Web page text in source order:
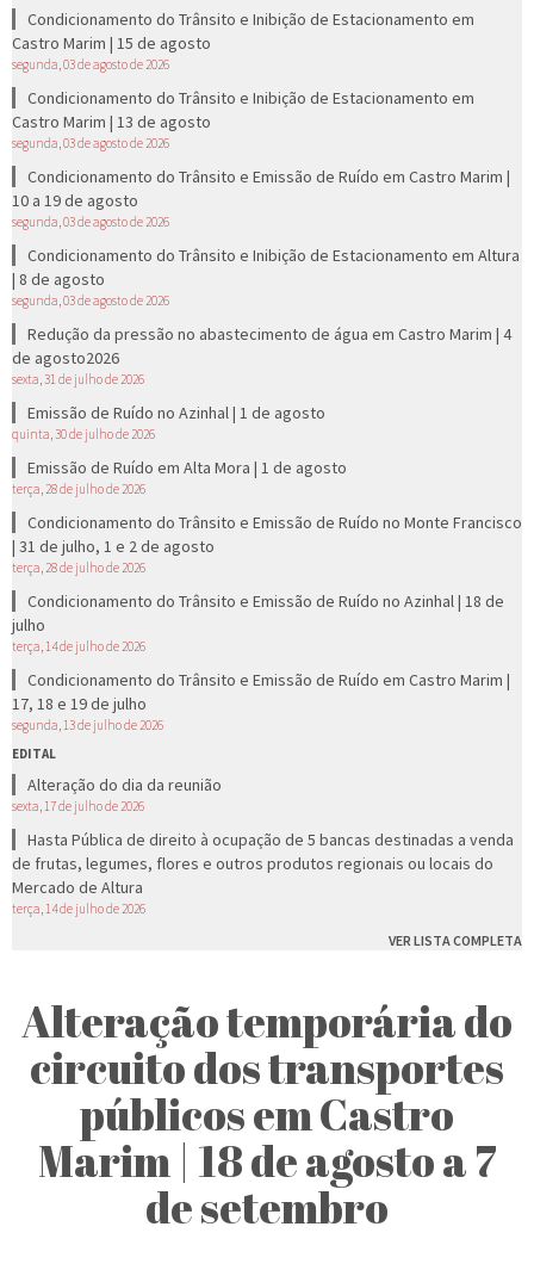
Condicionamento do Trânsito e Inibição de Estacionamento em
Castro Marim | 15 de agosto
segunda, 03 de agosto de 2026
Condicionamento do Trânsito e Inibição de Estacionamento em
Castro Marim | 13 de agosto
segunda, 03 de agosto de 2026
Condicionamento do Trânsito e Emissão de Ruído em Castro Marim |
10 a 19 de agosto
segunda, 03 de agosto de 2026
Condicionamento do Trânsito e Inibição de Estacionamento em Altura
| 8 de agosto
segunda, 03 de agosto de 2026
Redução da pressão no abastecimento de água em Castro Marim | 4
de agosto2026
sexta, 31 de julho de 2026
Emissão de Ruído no Azinhal | 1 de agosto
quinta, 30 de julho de 2026
Emissão de Ruído em Alta Mora | 1 de agosto
terça, 28 de julho de 2026
Condicionamento do Trânsito e Emissão de Ruído no Monte Francisco
| 31 de julho, 1 e 2 de agosto
terça, 28 de julho de 2026
Condicionamento do Trânsito e Emissão de Ruído no Azinhal | 18 de
julho
terça, 14 de julho de 2026
Condicionamento do Trânsito e Emissão de Ruído em Castro Marim |
17, 18 e 19 de julho
segunda, 13 de julho de 2026
EDITAL
Alteração do dia da reunião
sexta, 17 de julho de 2026
Hasta Pública de direito à ocupação de 5 bancas destinadas a venda
de frutas, legumes, flores e outros produtos regionais ou locais do
Mercado de Altura
terça, 14 de julho de 2026
VER LISTA COMPLETA
Alteração temporária do
circuito dos transportes
públicos em Castro
Marim | 18 de agosto a 7
de setembro